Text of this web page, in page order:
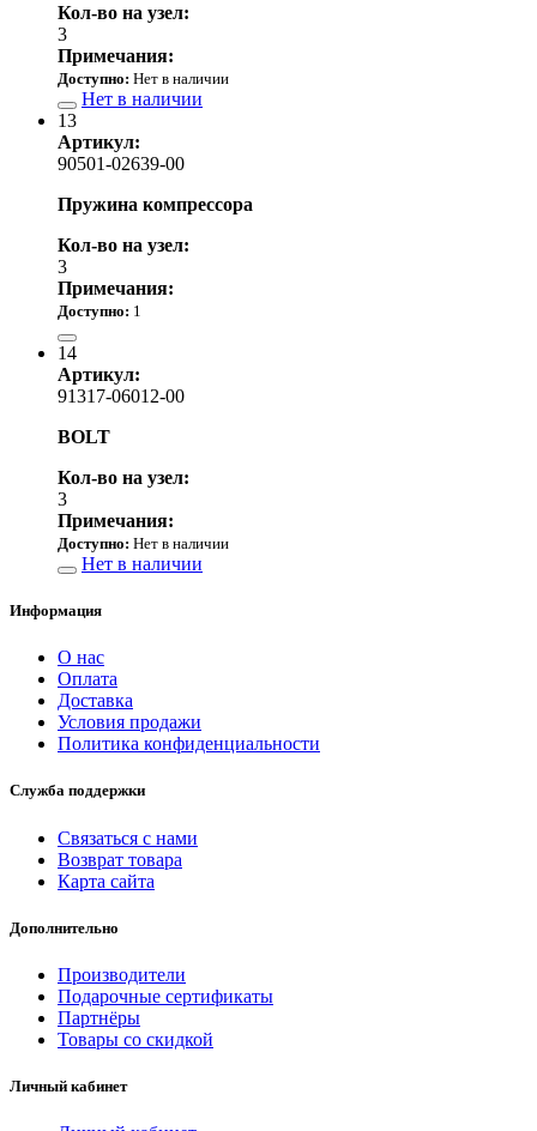
Кол-во на узел:
3
Примечания:
Доступно: Нет в наличии
Нет в наличии
13
Артикул:
90501-02639-00
Пружина компрессора
Кол-во на узел:
3
Примечания:
Доступно: 1
14
Артикул:
91317-06012-00
BOLT
Кол-во на узел:
3
Примечания:
Доступно: Нет в наличии
Нет в наличии
Информация
О нас
Оплата
Доставка
Условия продажи
Политика конфиденциальности
Служба поддержки
Связаться с нами
Возврат товара
Карта сайта
Дополнительно
Производители
Подарочные сертификаты
Партнёры
Товары со скидкой
Личный кабинет